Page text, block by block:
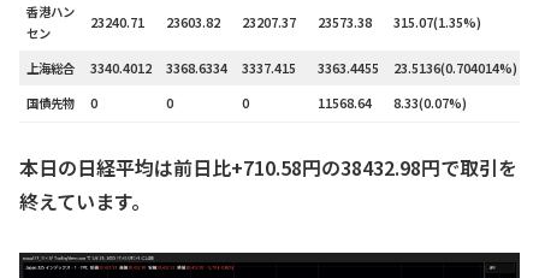
香港ハン
セン
23240.71 23603.82 23207.37 23573.38 315.07(1.35%)
上海総合 3340.4012 3368.6334 3337.415 3363.4455 23.5136(0.704014%)
国債先物
0 0 0 11568.64 8.33(0.07%)
本日の日経平均は前日比+710.58円の38432.98円で取引を
終えています。